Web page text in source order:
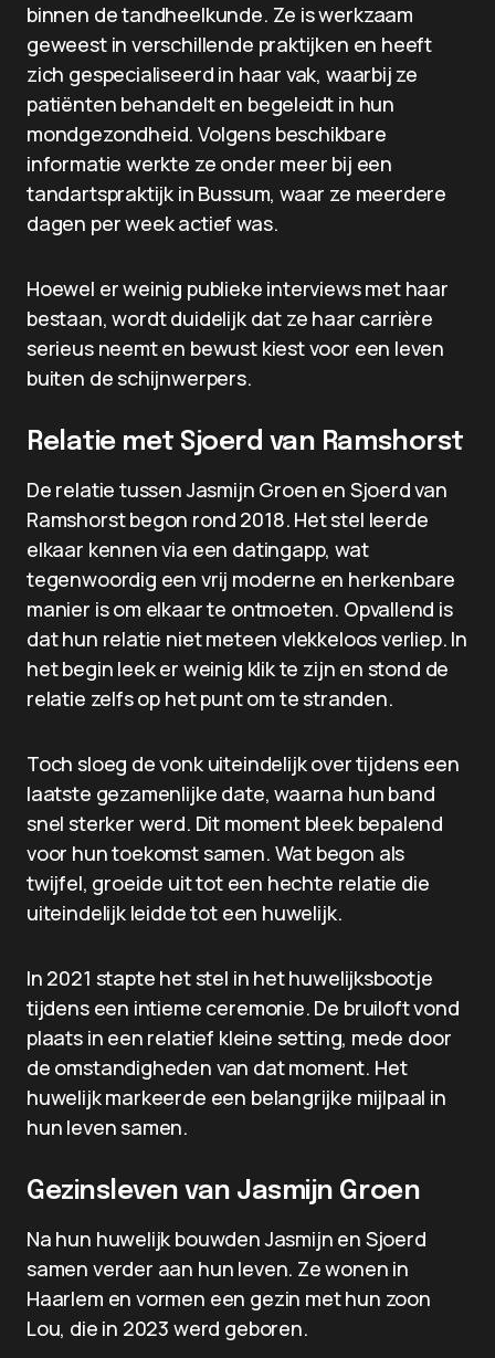
binnen de tandheelkunde. Ze is werkzaam
geweest in verschillende praktijken en heeft
zich gespecialiseerd in haar vak, waarbij ze
patiënten behandelt en begeleidt in hun
mondgezondheid. Volgens beschikbare
informatie werkte ze onder meer bij een
tandartspraktijk in Bussum, waar ze meerdere
dagen per week actief was.
Hoewel er weinig publieke interviews met haar
bestaan, wordt duidelijk dat ze haar carrière
serieus neemt en bewust kiest voor een leven
buiten de schijnwerpers.
Relatie met Sjoerd van Ramshorst
De relatie tussen Jasmijn Groen en Sjoerd van
Ramshorst begon rond 2018. Het stel leerde
elkaar kennen via een datingapp, wat
tegenwoordig een vrij moderne en herkenbare
manier is om elkaar te ontmoeten. Opvallend is
dat hun relatie niet meteen vlekkeloos verliep. In
het begin leek er weinig klik te zijn en stond de
relatie zelfs op het punt om te stranden.
Toch sloeg de vonk uiteindelijk over tijdens een
laatste gezamenlijke date, waarna hun band
snel sterker werd. Dit moment bleek bepalend
voor hun toekomst samen. Wat begon als
twijfel, groeide uit tot een hechte relatie die
uiteindelijk leidde tot een huwelijk.
In 2021 stapte het stel in het huwelijksbootje
tijdens een intieme ceremonie. De bruiloft vond
plaats in een relatief kleine setting, mede door
de omstandigheden van dat moment. Het
huwelijk markeerde een belangrijke mijlpaal in
hun leven samen.
Gezinsleven van Jasmijn Groen
Na hun huwelijk bouwden Jasmijn en Sjoerd
samen verder aan hun leven. Ze wonen in
Haarlem en vormen een gezin met hun zoon
Lou, die in 2023 werd geboren.